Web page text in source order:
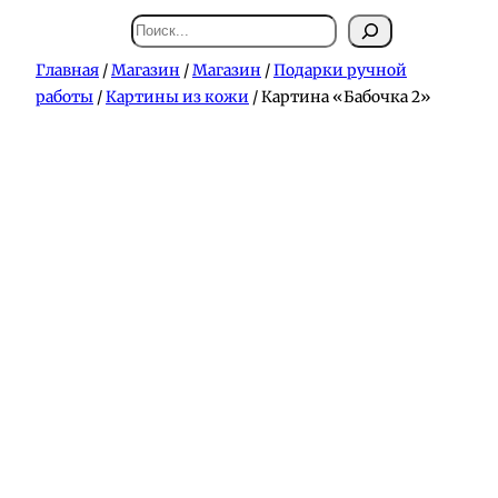
Поиск
Главная /Магазин /Магазин /Подарки ручной
работы /Картины из кожи / Картина «Бабочка 2»